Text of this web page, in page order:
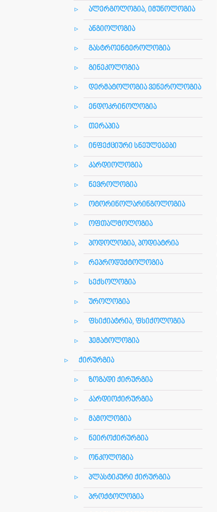
ალერგოლოგია, იმუნოლოგია
ანგიოლოგია
გასტროენტეროლოგია
გინეკოლოგია
დერმატოლოგია ვენეროლოგია
ენდოკრინოლოგია
თერაპია
ინფექციური სნეულებები
კარდიოლოგია
ნევროლოგია
ოტორინოლარინგოლოგია
ოფთალმოლოგია
პოდოლოგია, პოდიატრია
რეპროდუქტოლოგია
სექსოლოგია
უროლოგია
ფსიქიატრია, ფსიქოლოგია
ჰემატოლოგია
ქირურგია
ზოგადი ქირურგია
კარდიოქირურგია
მამოლოგია
ნეიროქირურგია
ონკოლოგია
პლასტიკური ქირურგია
პროქტოლოგია